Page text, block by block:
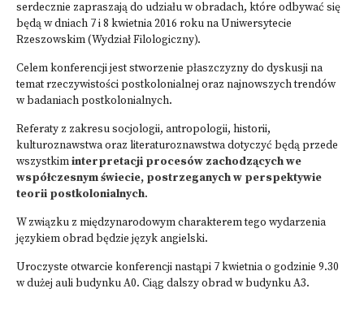
serdecznie zapraszają do udziału w obradach, które odbywać się
będą w dniach 7 i 8 kwietnia 2016 roku na Uniwersytecie
Rzeszowskim (Wydział Filologiczny).
Celem konferencji jest stworzenie płaszczyzny do dyskusji na
temat rzeczywistości postkolonialnej oraz najnowszych trendów
w badaniach postkolonialnych.
Referaty z zakresu socjologii, antropologii, historii,
kulturoznawstwa oraz literaturoznawstwa dotyczyć będą przede
wszystkiminterpretacji procesów zachodzących we
współczesnym świecie, postrzeganych w perspektywie
teorii postkolonialnych.
W związku z międzynarodowym charakterem tego wydarzenia
językiem obrad będzie język angielski.
Uroczyste otwarcie konferencji nastąpi 7 kwietnia o godzinie 9.30
w dużej auli budynku A0. Ciąg dalszy obrad w budynku A3.